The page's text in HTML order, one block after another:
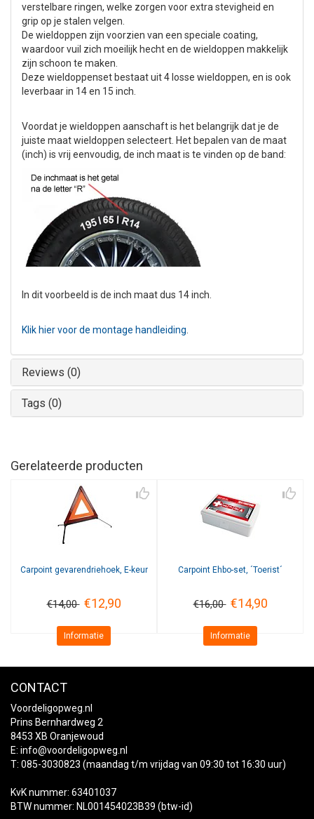
verstelbare ringen, welke zorgen voor extra stevigheid en
grip op je stalen velgen.
De wieldoppen zijn voorzien van een speciale coating,
waardoor vuil zich moeilijk hecht en de wieldoppen makkelijk
zijn schoon te maken.
Deze wieldoppenset bestaat uit 4 losse wieldoppen, en is ook
leverbaar in 14 en 15 inch.
Voordat je wieldoppen aanschaft is het belangrijk dat je de
juiste maat wieldoppen selecteert. Het bepalen van de maat
(inch) is vrij eenvoudig, de inch maat is te vinden op de band:
In dit voorbeeld is de inch maat dus 14 inch.
Klik hier voor de montage handleiding.
Reviews (0)
Tags (0)
Gerelateerde producten
Carpointgevarendriehoek, E-keur
€14,00 €12,90
Informatie
Carpoint Ehbo-set, ´Toerist´
€16,00 €14,90
Informatie
CONTACT
Voordeligopweg.nl
Prins Bernhardweg 2
8453 XB Oranjewoud
E: info@voordeligopweg.nl
T: 085-3030823 (maandag t/m vrijdag van 09:30 tot 16:30 uur)
KvK nummer: 63401037
BTW nummer: NL001454023B39 (btw-id)